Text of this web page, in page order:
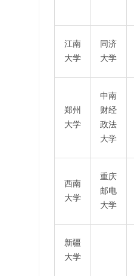
江南
大学
同济
大学
郑州
大学
中南
财经
政法
大学
西南
大学
重庆
邮电
大学
新疆
大学